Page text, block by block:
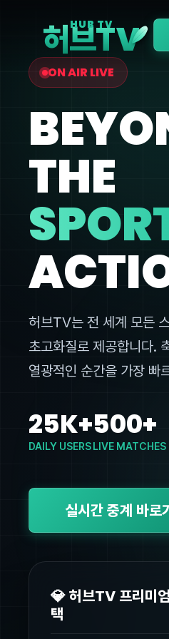
HUB TV
허브TV
ON AIR LIVE
THE
허브TV는 전 세계 모든
초고화질로 제공합니다.
열광적인 순간을 가장 빠
25K+
DAILY USERS
500+
LIVE MATCHES
실시간 중계 바로
💎 허브TV 프리미
택